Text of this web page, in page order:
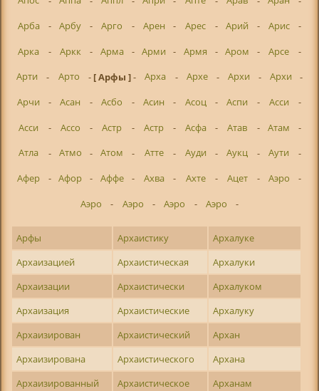
Арба
- Арбу - Арго - Арен - Арес - Арий - Арис
-
Арка
- Аркк - Арма - Арми - Армя - Аром - Арсе
-
Арти
- Арто - [ Арфы ]- Арха - Архе - Архи - Архи
-
Арчи
- Асан - Асбо - Асин - Асоц - Аспи - Асси
-
Асси
- Ассо - Астр - Астр - Асфа - Атав - Атам
-
Атла
- Атмо - Атом - Атте - Ауди - Аукц - Аути
-
Афер
- Афор - Аффе - Ахва - Ахте - Ацет - Аэро
-
Аэро
- Аэро - Аэро - Аэро -
Арфы Архаистику
Архалуке
Архаизацией
Архаистическая
Архалуки
Архаизации
Архаистически
Архалуком
Архаизация
Архаистические
Архалуку
Архаизирован
Архаистический
Архан
Архаизирована
Архаистического
Архана
Архаизированный
Архаистическое
Арханам